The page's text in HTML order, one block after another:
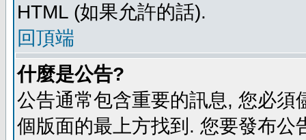
HTML (如果允許的話).
回頂端
什麼是公告?
公告通常包含重要的訊息, 您必
個版面的最上方找到. 您要發布